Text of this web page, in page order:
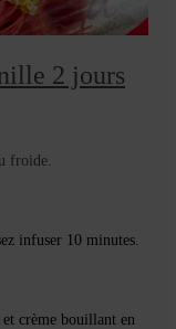
2 jours
froide.
infuser 10 minutes.
crème bouillant en